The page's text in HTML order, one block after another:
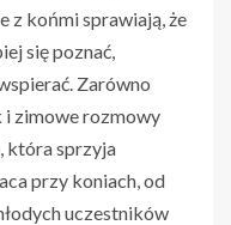
z końmi sprawiają, że
się poznać,
Zarówno
i zimowe rozmowy
która sprzyja
przy koniach, od
uczestników